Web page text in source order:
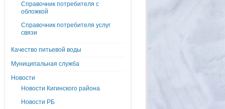
Справочник потребителя с
обложкой
Справочник потребителя услуг
связи
Качество питьевой воды
Муниципальная служба
Новости
Новости Кигинского района
Новости РБ